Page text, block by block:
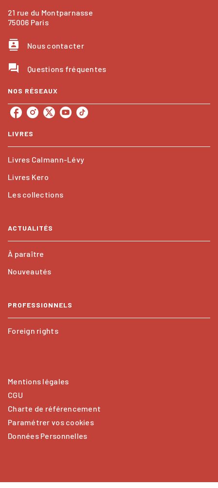
21 rue du Montparnasse
75006 Paris
contacts Nous contacter
question_answer Questions fréquentes
NOS RÉSEAUX
LIVRES
Livres Calmann-Lévy
Livres Kero
Les collections
ACTUALITÉS
À paraître
Nouveautés
PROFESSIONNELS
Foreign rights
Mentions légales
CGU
Charte de référencement
Paramétrer vos cookies
Données Personnelles